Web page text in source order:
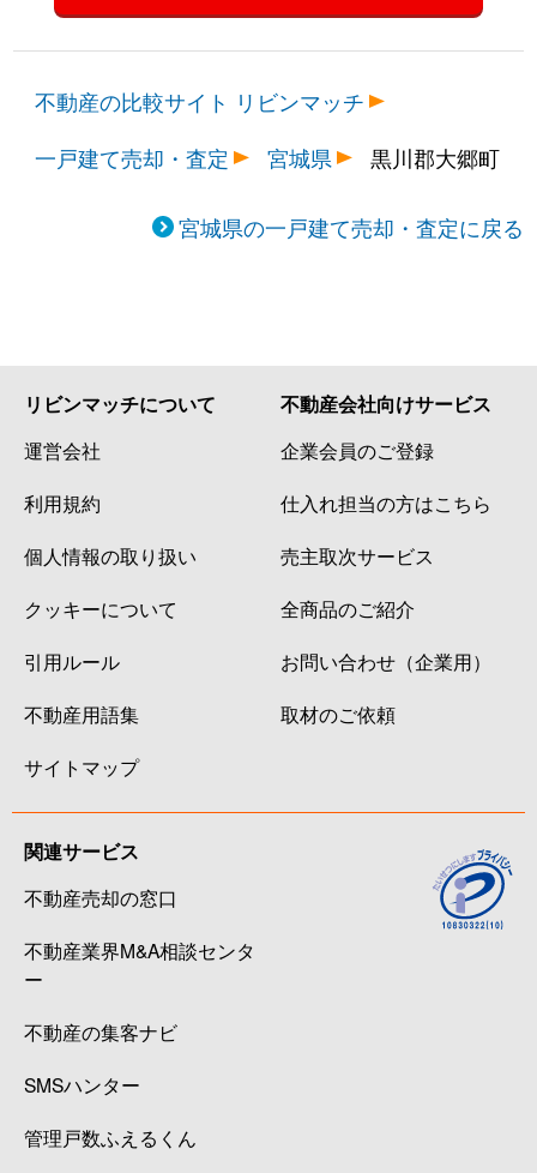
不動産の比較サイト リビンマッチ
一戸建て売却・査定
宮城県 黒川郡大郷町
宮城県の一戸建て売却・査定に戻る
リビンマッチについて
運営会社
利用規約
個人情報の取り扱い
クッキーについて
引用ルール
不動産用語集
サイトマップ
不動産会社向けサービス
企業会員のご登録
仕入れ担当の方はこちら
売主取次サービス
全商品のご紹介
お問い合わせ（企業用）
取材のご依頼
関連サービス
不動産売却の窓口
不動産業界M&A相談センタ
ー
不動産の集客ナビ
SMSハンター
管理戸数ふえるくん